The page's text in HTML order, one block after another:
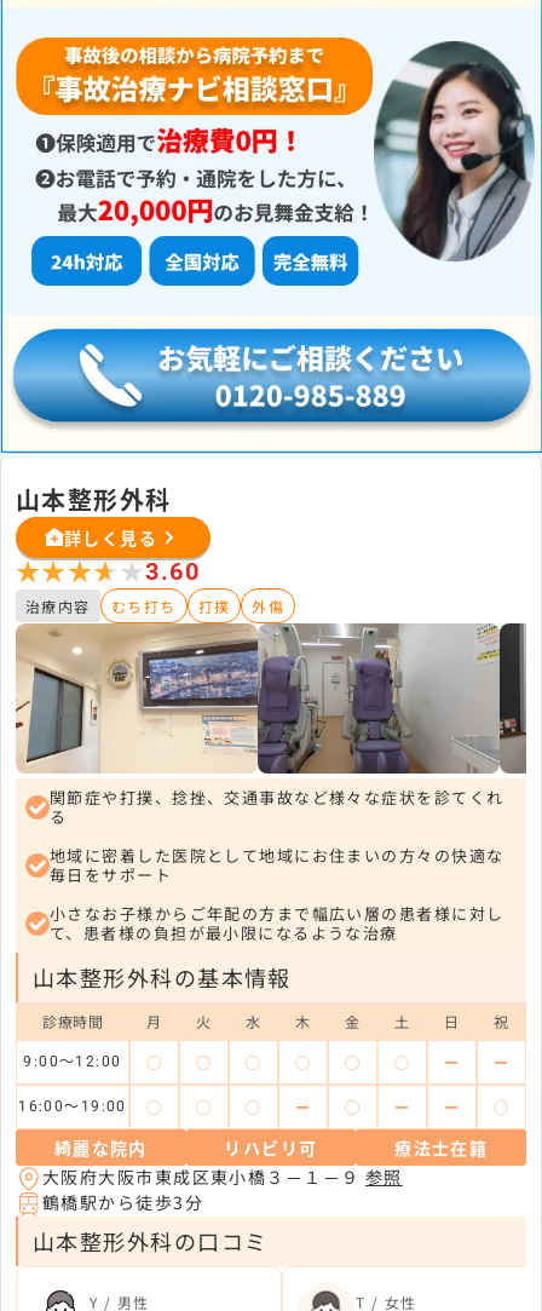
山本整形外科
詳しく見る
★★★★★
★★★★★3.60
治療内容 むち打ち 打撲 外傷
関節症や打撲、捻挫、交通事故など様々な症状を診てくれ
る
地域に密着した医院として地域にお住まいの方々の快適な
毎日をサポート
小さなお子様からご年配の方まで幅広い層の患者様に対し
て、患者様の負担が最小限になるような治療
山本整形外科の基本情報
診療時間 月 火 水 木 金 土 日 祝
9:00～12:00 ◯ ◯ ◯ ◯ ◯ ◯ ー ー
16:00～19:00 ◯ ◯ ◯ ー ◯ ー ー ◯
綺麗な院内 リハビリ可
療法士在籍
大阪府大阪市東成区東小橋３－１－９ 参照
鶴橋駅から徒歩3分
山本整形外科の口コミ
Y / 男性
T / 女性